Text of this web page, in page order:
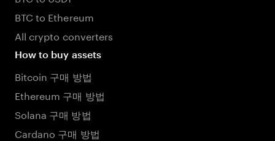
BTC to Ethereum
All crypto converters
How to buy assets
Bitcoin 구매 방법
Ethereum 구매 방법
Solana 구매 방법
Cardano 구매 방법